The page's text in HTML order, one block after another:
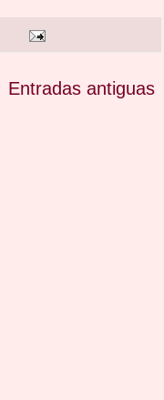
Entradas antiguas